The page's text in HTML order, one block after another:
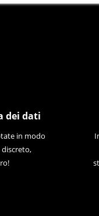
dei dati
in modo
discreto,